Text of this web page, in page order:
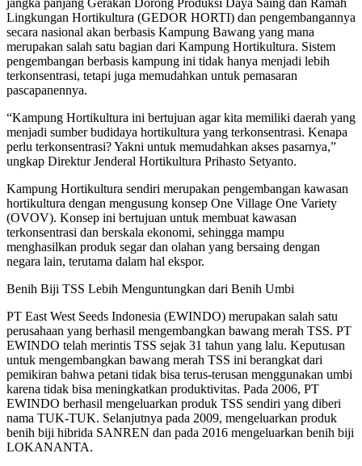
Lingkungan Hortikultura (GEDOR HORTI) dan pengembangannya
secara nasional akan berbasis Kampung Bawang yang mana
merupakan salah satu bagian dari Kampung Hortikultura. Sistem
pengembangan berbasis kampung ini tidak hanya menjadi lebih
terkonsentrasi, tetapi juga memudahkan untuk pemasaran
pascapanennya.
“Kampung Hortikultura ini bertujuan agar kita memiliki daerah yang
menjadi sumber budidaya hortikultura yang terkonsentrasi. Kenapa
perlu terkonsentrasi? Yakni untuk memudahkan akses pasarnya,”
ungkap Direktur Jenderal Hortikultura Prihasto Setyanto.
Kampung Hortikultura sendiri merupakan pengembangan kawasan
hortikultura dengan mengusung konsep One Village One Variety
(OVOV). Konsep ini bertujuan untuk membuat kawasan
terkonsentrasi dan berskala ekonomi, sehingga mampu
menghasilkan produk segar dan olahan yang bersaing dengan
negara lain, terutama dalam hal ekspor.
Benih Biji TSS Lebih Menguntungkan dari Benih Umbi
PT East West Seeds Indonesia (EWINDO) merupakan salah satu
perusahaan yang berhasil mengembangkan bawang merah TSS. PT
EWINDO telah merintis TSS sejak 31 tahun yang lalu. Keputusan
untuk mengembangkan bawang merah TSS ini berangkat dari
pemikiran bahwa petani tidak bisa terus-terusan menggunakan umbi
karena tidak bisa meningkatkan produktivitas. Pada 2006, PT
EWINDO berhasil mengeluarkan produk TSS sendiri yang diberi
nama TUK-TUK. Selanjutnya pada 2009, mengeluarkan produk
benih biji hibrida SANREN dan pada 2016 mengeluarkan benih biji
LOKANANTA.